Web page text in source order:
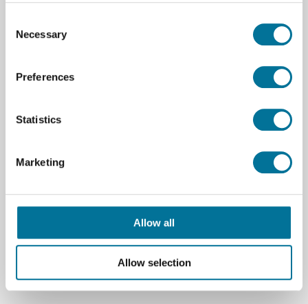
Selection
Necessary
Preferences
Statistics
Marketing
Allow all
Allow selection
Beschreibung
Verschafft Einblick in Funktionen und Struktur, mit
Besteht aus langlebigen Materialien und bietet ein
praktisches Lernmittel für Biologie und Anatomie.